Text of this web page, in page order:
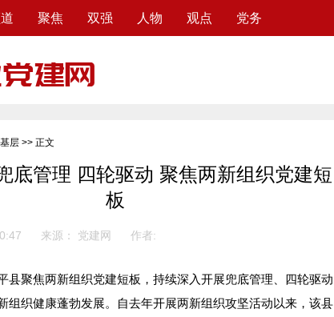
聚焦 双强 人物 观点 党务
基层 >> 正文
底管理 四轮驱动 聚焦两新组织党建短
板
来源： 党建网 作者:
聚焦两新组织党建短板，持续深入开展兜底管理、四轮驱动
组织健康蓬勃发展。自去年开展两新组织攻坚活动以来，该县